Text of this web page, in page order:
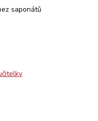
saponátů